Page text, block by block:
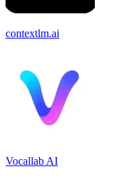
contextlm.ai
Vocallab AI